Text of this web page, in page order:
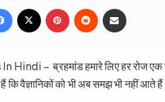
Facebook Pinterest
Reddit
– ब्रहमांड हमारे लिए हर रोज एक
वैज्ञानिकों को भी अब समझ भी नहीं आते